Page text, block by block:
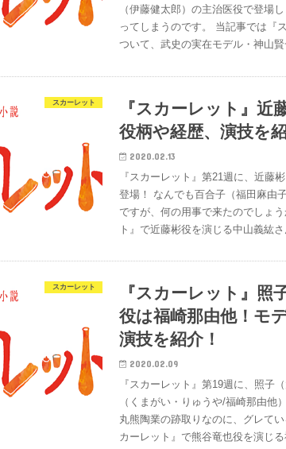
（伊藤健太郎）の主治医役で登場
ってしまうのです。 当記事では『
ついて、武史の実在モデル・神山
スカーレット
『スカーレット』近
役柄や経歴、演技を紹
2020.02.13
『スカーレット』第21週に、近藤
登場！ なんでも百合子（福田麻由
ですが、何の用事で来たのでしょ
ト』で近藤彬役を演じる中山義紘
スカーレット
『スカーレット』照
役は福崎那由他！モ
演技を紹介！
2020.02.09
『スカーレット』第19週に、照子
（くまがい・りゅうや/福崎那由他
丸熊陶業の跡取りなのに、グレて
カーレット』で熊谷竜也役を演じ